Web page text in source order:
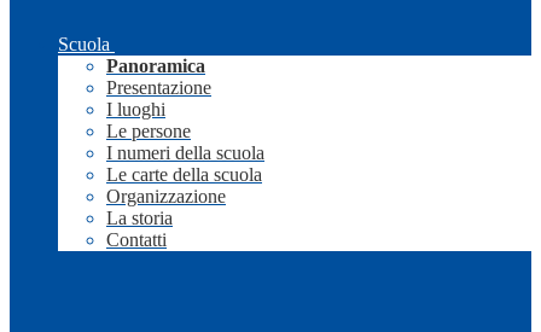
Scuola
Panoramica
Presentazione
I luoghi
Le persone
I numeri della scuola
Le carte della scuola
Organizzazione
La storia
Contatti